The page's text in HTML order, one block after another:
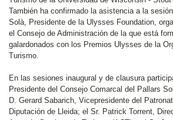
También ha confirmado la asistencia a la
Solà, Presidente de la Ulysses Foundation,
el Consejo de Administración de la que está
galardonados con los Premios Ulysses de la
Turismo.
En las sesiones inaugural y de clausura
Presidente del Consejo Comarcal del Pallars
D. Gerard Sabarich, Vicepresidente del
Diputación de Lleida; el Sr. Patrick Torrent,